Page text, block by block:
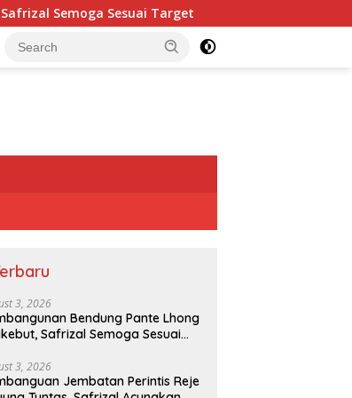
Semoga Sesuai Target
3, 2026
Bendung Pante Lhong
Safrizal Semoga Sesuai
3, 2026
Jembatan Perintis Reje